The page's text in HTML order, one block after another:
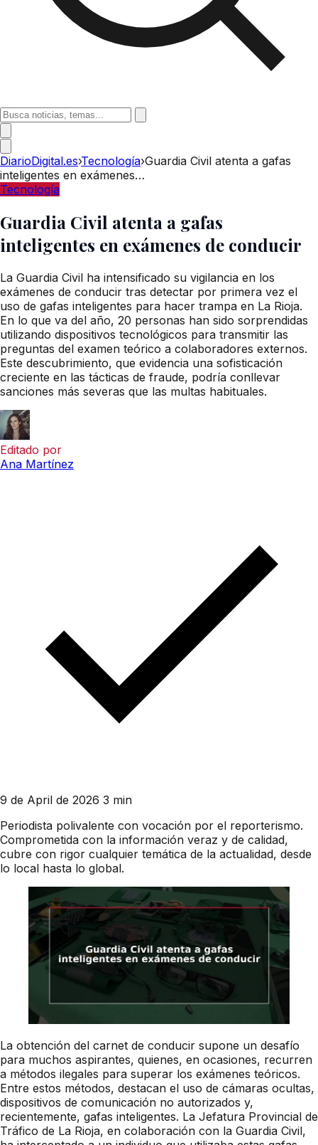
DiarioDigital.es›Tecnología›Guardia Civil atenta a gafas
inteligentes en exámenes…
Tecnología
Guardia Civil atenta a gafas
inteligentes en exámenes de conducir
La Guardia Civil ha intensificado su vigilancia en los
exámenes de conducir tras detectar por primera vez el
uso de gafas inteligentes para hacer trampa en La Rioja.
En lo que va del año, 20 personas han sido sorprendidas
utilizando dispositivos tecnológicos para transmitir las
preguntas del examen teórico a colaboradores externos.
Este descubrimiento, que evidencia una sofisticación
creciente en las tácticas de fraude, podría conllevar
sanciones más severas que las multas habituales.
Editado por
Ana Martínez
9 de April de 2026 3 min
Periodista polivalente con vocación por el reporterismo.
Comprometida con la información veraz y de calidad,
cubre con rigor cualquier temática de la actualidad, desde
lo local hasta lo global.
La obtención del carnet de conducir supone un desafío
para muchos aspirantes, quienes, en ocasiones, recurren
a métodos ilegales para superar los exámenes teóricos.
Entre estos métodos, destacan el uso de cámaras ocultas,
dispositivos de comunicación no autorizados y,
recientemente, gafas inteligentes. La Jefatura Provincial de
Tráfico de La Rioja, en colaboración con la Guardia Civil,